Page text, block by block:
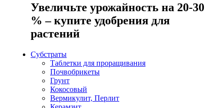
Увеличьте урожайность на 20-30
% – купите удобрения для
растений
Субстраты
Таблетки для проращивания
Почвобрикеты
Грунт
Кокосовый
Вермикулит, Перлит